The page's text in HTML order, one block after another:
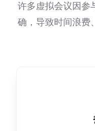
许多虚拟会议因参
确，导致时间浪费